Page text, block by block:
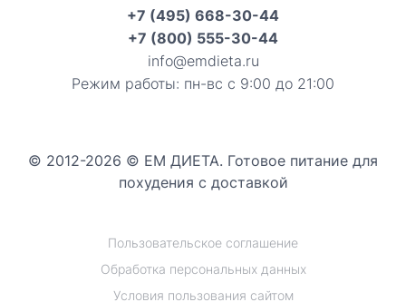
+7 (495) 668-30-44
+7 (800) 555-30-44
info@emdieta.ru
Режим работы: пн-вс с 9:00 до 21:00
© 2012-2026 © ЕМ ДИЕТА. Готовое питание для
похудения с доставкой
Пользовательское соглашение
Обработка персональных данных
Условия пользования сайтом